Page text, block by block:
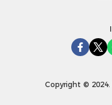
Copyright © 2024.